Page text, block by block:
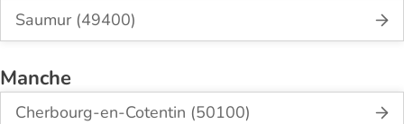
Saumur (49400)
Manche
Cherbourg-en-Cotentin (50100)